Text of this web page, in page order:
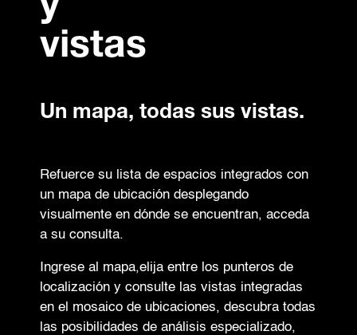
y
vistas
Un mapa, todas sus vistas.
Refuerce su lista de espacios integrados con
un mapa de ubicación desplegando
visualmente en dónde se encuentran, acceda
a su consulta.
Ingrese al mapa,elija entre los punteros de
localización y consulte las vistas integradas
en el mosaico de ubicaciones, descubra todas
las posibilidades de análisis especializado,